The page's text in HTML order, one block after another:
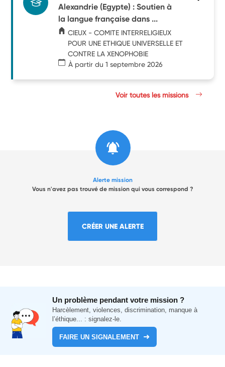
Alexandrie (Egypte) : Soutien à
la langue française dans ...
CIEUX - COMITE INTERRELIGIEUX
POUR UNE ETHIQUE UNIVERSELLE ET
CONTRE LA XENOPHOBIE
À partir du 1 septembre 2026
Voir toutes les missions
Alerte mission
Vous n'avez pas trouvé de mission qui vous correspond ?
CRÉER UNE ALERTE
Un problème pendant votre mission ?
Harcèlement, violences, discrimination, manque à
l’éthique... : signalez-le.
FAIRE UN SIGNALEMENT